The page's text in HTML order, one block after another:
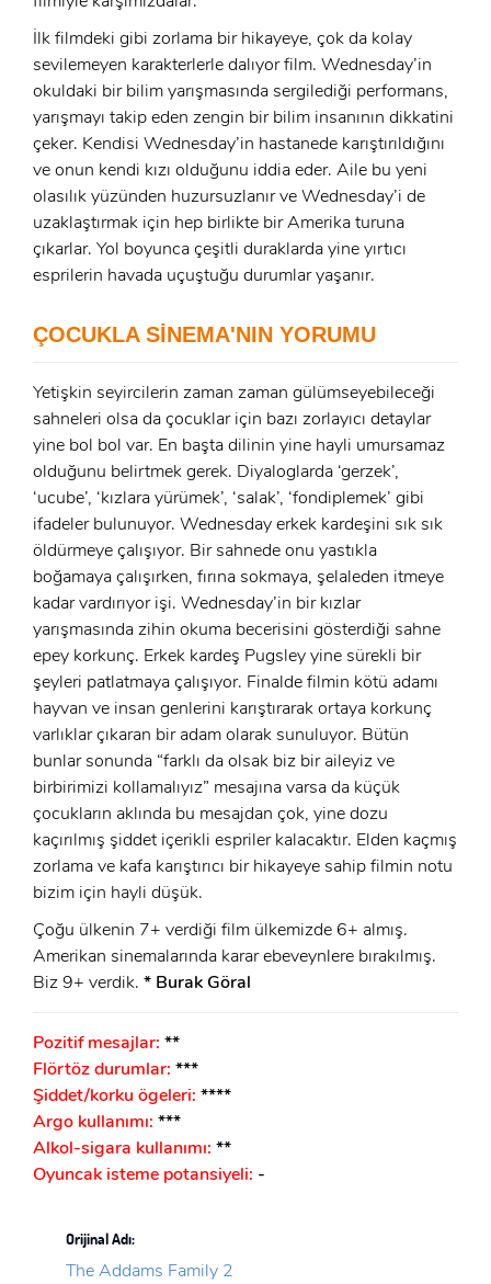
x
GIRIŞ YAP
E-Posta:
Beni Hatırla Şifremi Unuttum ?
GIRIŞ
x
ÜYE OL
Ad Soyad:
E-Posta:
Şifre:
ÜYE OL
GIRIŞ
İlk filmdeki gibi zorlama bir hikayeye, çok da kolay
sevilemeyen karakterlerle dalıyor film. Wednesday’in
okuldaki bir bilim yarışmasında sergilediği performans,
yarışmayı takip eden zengin bir bilim insanının dikkatini
çeker. Kendisi Wednesday’in hastanede karıştırıldığını
ve onun kendi kızı olduğunu iddia eder. Aile bu yeni
olasılık yüzünden huzursuzlanır ve Wednesday’i de
uzaklaştırmak için hep birlikte bir Amerika turuna
çıkarlar. Yol boyunca çeşitli duraklarda yine yırtıcı
esprilerin havada uçuştuğu durumlar yaşanır.
ÇOCUKLA SİNEMA'NIN YORUMU
Yetişkin seyircilerin zaman zaman gülümseyebileceği
sahneleri olsa da çocuklar için bazı zorlayıcı detaylar
yine bol bol var. En başta dilinin yine hayli umursamaz
olduğunu belirtmek gerek. Diyaloglarda ‘gerzek’,
‘ucube’, ‘kızlara yürümek’, ‘salak’, ‘fondiplemek’ gibi
ifadeler bulunuyor. Wednesday erkek kardeşini sık sık
öldürmeye çalışıyor. Bir sahnede onu yastıkla
boğamaya çalışırken, fırına sokmaya, şelaleden itmeye
kadar vardırıyor işi. Wednesday’in bir kızlar
yarışmasında zihin okuma becerisini gösterdiği sahne
epey korkunç. Erkek kardeş Pugsley yine sürekli bir
şeyleri patlatmaya çalışıyor. Finalde filmin kötü adamı
hayvan ve insan genlerini karıştırarak ortaya korkunç
varlıklar çıkaran bir adam olarak sunuluyor. Bütün
bunlar sonunda “farklı da olsak biz bir aileyiz ve
birbirimizi kollamalıyız” mesajına varsa da küçük
çocukların aklında bu mesajdan çok, yine dozu
kaçırılmış şiddet içerikli espriler kalacaktır. Elden kaçmış
zorlama ve kafa karıştırıcı bir hikayeye sahip filmin notu
bizim için hayli düşük.
Çoğu ülkenin 7+ verdiği film ülkemizde 6+ almış.
Amerikan sinemalarında karar ebeveynlere bırakılmış.
Biz 9+ verdik. * Burak Göral
Pozitif mesajlar: **
Flörtöz durumlar: ***
Şiddet/korku ögeleri: ****
Argo kullanımı: ***
Alkol-sigara kullanımı: **
Oyuncak isteme potansiyeli: -
Orijinal Adı:
The Addams Family 2